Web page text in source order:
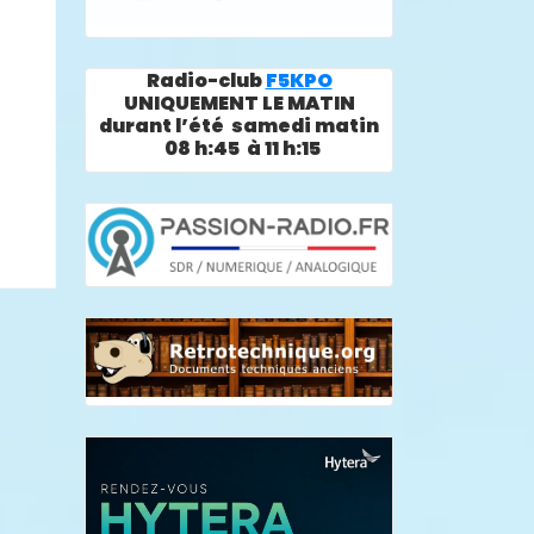
Radio-clubF5KPO
UNIQUEMENT LE MATIN
durant l’été samedi matin
08 h:45 à 11 h:15